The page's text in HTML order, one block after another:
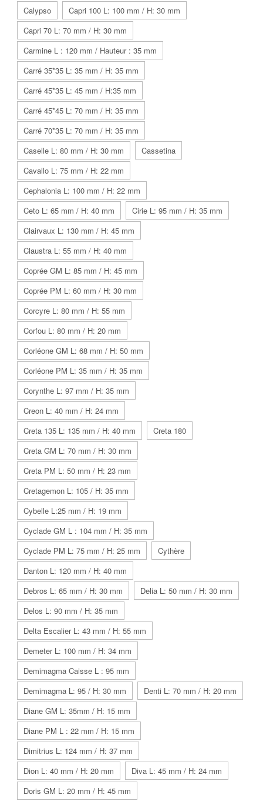
Calypso
Capri 100 L: 100 mm / H: 30 mm
Capri 70 L: 70 mm / H: 30 mm
Carmine L : 120 mm / Hauteur : 35 mm
Carré 35*35 L: 35 mm / H: 35 mm
Carré 45*35 L: 45 mm / H:35 mm
Carré 45*45 L: 70 mm / H: 35 mm
Carré 70*35 L: 70 mm / H: 35 mm
Caselle L: 80 mm / H: 30 mm
Cassetina
Cavallo L: 75 mm / H: 22 mm
Cephalonia L: 100 mm / H: 22 mm
Ceto L: 65 mm / H: 40 mm
Cirie L: 95 mm / H: 35 mm
Clairvaux L: 130 mm / H: 45 mm
Claustra L: 55 mm / H: 40 mm
Coprée GM L: 85 mm / H: 45 mm
Coprée PM L: 60 mm / H: 30 mm
Corcyre L: 80 mm / H: 55 mm
Corfou L: 80 mm / H: 20 mm
Corléone GM L: 68 mm / H: 50 mm
Corléone PM L: 35 mm / H: 35 mm
Corynthe L: 97 mm / H: 35 mm
Creon L: 40 mm / H: 24 mm
Creta 135 L: 135 mm / H: 40 mm
Creta 180
Creta GM L: 70 mm / H: 30 mm
Creta PM L: 50 mm / H: 23 mm
Cretagemon L: 105 / H: 35 mm
Cybelle L:25 mm / H: 19 mm
Cyclade GM L : 104 mm / H: 35 mm
Cyclade PM L: 75 mm / H: 25 mm
Cythère
Danton L: 120 mm / H: 40 mm
Debros L: 65 mm / H: 30 mm
Delia L: 50 mm / H: 30 mm
Delos L: 90 mm / H: 35 mm
Delta Escalier L: 43 mm / H: 55 mm
Demeter L: 100 mm / H: 34 mm
Demimagma Caisse L : 95 mm
Demimagma L: 95 / H: 30 mm
Denti L: 70 mm / H: 20 mm
Diane GM L: 35mm / H: 15 mm
Diane PM L : 22 mm / H: 15 mm
Dimitrius L: 124 mm / H: 37 mm
Dion L: 40 mm / H: 20 mm
Diva L: 45 mm / H: 24 mm
Doris GM L: 20 mm / H: 45 mm